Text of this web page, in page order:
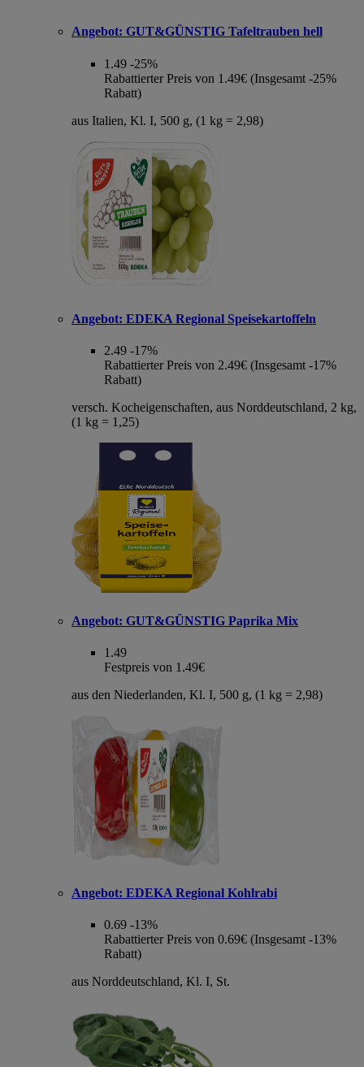
Angebot: GUT&GÜNSTIG Tafeltrauben hell
1.49 -25%
Rabattierter Preis von 1.49€ (Insgesamt -25%
Rabatt)
aus Italien, Kl. I, 500 g, (1 kg = 2,98)
Angebot: EDEKA Regional Speisekartoffeln
2.49 -17%
Rabattierter Preis von 2.49€ (Insgesamt -17%
Rabatt)
versch. Kocheigenschaften, aus Norddeutschland, 2 kg,
(1 kg = 1,25)
Angebot: GUT&GÜNSTIG Paprika Mix
1.49
Festpreis von 1.49€
aus den Niederlanden, Kl. I, 500 g, (1 kg = 2,98)
Angebot: EDEKA Regional Kohlrabi
0.69 -13%
Rabattierter Preis von 0.69€ (Insgesamt -13%
Rabatt)
aus Norddeutschland, Kl. I, St.